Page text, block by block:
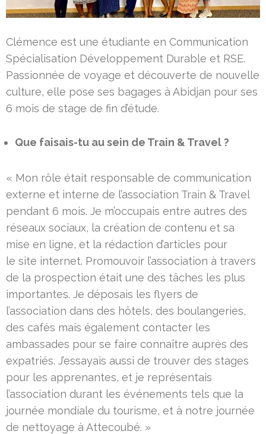
Clémence est une étudiante en Communication
Spécialisation Développement Durable et RSE.
Passionnée de voyage et découverte de nouvelle
culture, elle pose ses bagages à Abidjan pour ses
6 mois de stage de fin d’étude.
Que faisais-tu au sein de Train & Travel ?
« Mon rôle était responsable de communication
externe et interne de l’association Train & Travel
pendant 6 mois. Je m’occupais entre autres des
réseaux sociaux, la création de contenu et sa
mise en ligne, et la rédaction d’articles pour
le site internet. Promouvoir l’association à travers
de la prospection était une des tâches les plus
importantes. Je déposais les flyers de
l’association dans des hôtels, des boulangeries,
des cafés mais également contacter les
ambassades pour se faire connaître auprès des
expatriés. J’essayais aussi de trouver des stages
pour les apprenantes, et je représentais
l’association durant les événements tels que la
journée mondiale du tourisme, et à notre journée
de nettoyage à Attecoubé. »